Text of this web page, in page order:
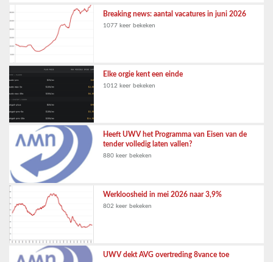
Breaking news: aantal vacatures in juni 2026
1077 keer bekeken
Elke orgie kent een einde
1012 keer bekeken
Heeft UWV het Programma van Eisen van de
tender volledig laten vallen?
880 keer bekeken
Werkloosheid in mei 2026 naar 3,9%
802 keer bekeken
UWV dekt AVG overtreding 8vance toe